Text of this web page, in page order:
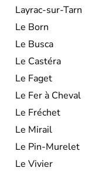
Layrac-sur-Tarn
Le Born
Le Busca
Le Castéra
Le Faget
Le Fer à Cheval
Le Fréchet
Le Mirail
Le Pin-Murelet
Le Vivier